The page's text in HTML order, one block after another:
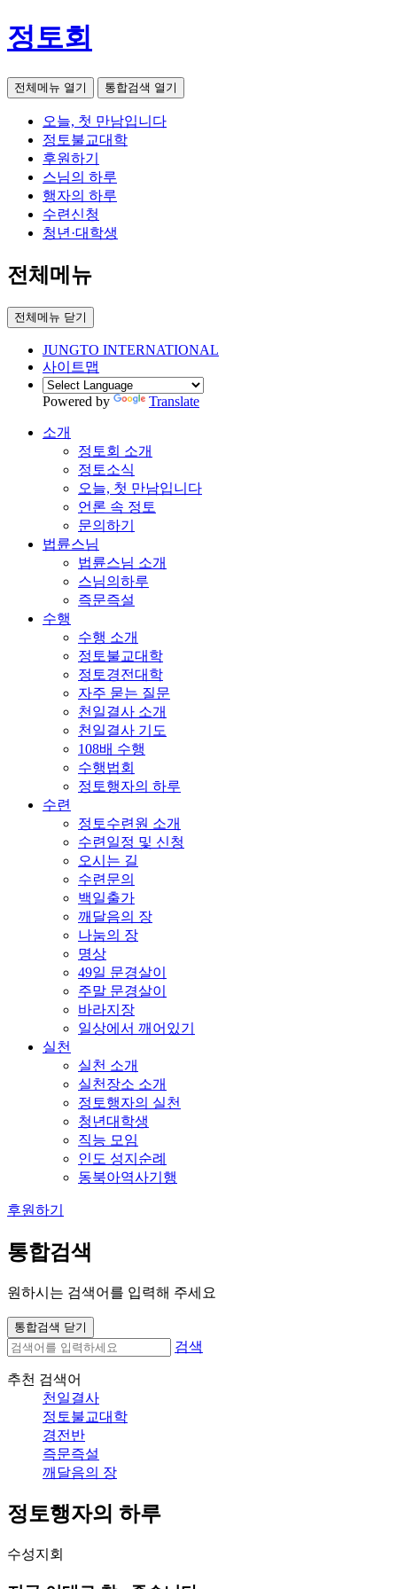
정토회
전체메뉴 열기 통합검색 열기
오늘, 첫 만남입니다
정토불교대학
후원하기
스님의 하루
행자의 하루
수련신청
청년·대학생
전체메뉴
전체메뉴 닫기
JUNGTO INTERNATIONAL
사이트맵
Powered by Translate
소개
정토회 소개
정토소식
오늘, 첫 만남입니다
언론 속 정토
문의하기
법륜스님
법륜스님 소개
스님의하루
즉문즉설
수행
수행 소개
정토불교대학
정토경전대학
자주 묻는 질문
천일결사 소개
천일결사 기도
108배 수행
수행법회
정토행자의 하루
수련
정토수련원 소개
수련일정 및 신청
오시는 길
수련문의
백일출가
깨달음의 장
나눔의 장
명상
49일 문경살이
주말 문경살이
바라지장
일상에서 깨어있기
실천
실천 소개
실천장소 소개
정토행자의 실천
청년대학생
직능 모임
인도 성지순례
동북아역사기행
후원하기
통합검색
원하시는 검색어를 입력해 주세요
통합검색 닫기
검색
추천 검색어
천일결사
정토불교대학
경전반
즉문즉설
깨달음의 장
정토행자의 하루
수성지회